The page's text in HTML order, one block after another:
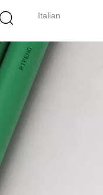
Italian